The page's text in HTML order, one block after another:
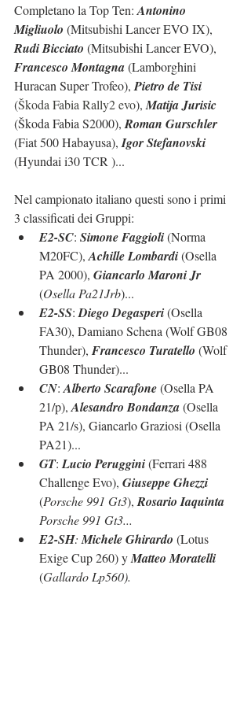
Completano la Top Ten: Antonino
Migliuolo (Mitsubishi Lancer EVO IX),
Rudi Bicciato (Mitsubishi Lancer EVO),
Francesco Montagna (Lamborghini
Huracan Super Trofeo), Pietro de Tisi
(Škoda Fabia Rally2 evo), Matija Jurisic
(Škoda Fabia S2000), Roman Gurschler
(Fiat 500 Habayusa), Igor Stefanovski
(Hyundai i30 TCR )...
Nel campionato italiano questi sono i primi
3 classificati dei Gruppi:
E2-SC: Simone Faggioli (Norma
M20FC), Achille Lombardi (Osella
PA 2000), Giancarlo Maroni Jr
(Osella Pa21Jrb)...
E2-SS: Diego Degasperi (Osella
FA30), Damiano Schena (Wolf GB08
Thunder), Francesco Turatello (Wolf
GB08 Thunder)...
CN: Alberto Scarafone (Osella PA
21/p), Alesandro Bondanza (Osella
PA 21/s), Giancarlo Graziosi (Osella
PA21)...
GT: Lucio Peruggini (Ferrari 488
Challenge Evo), Giuseppe Ghezzi
(Porsche 991 Gt3), Rosario Iaquinta
Porsche 991 Gt3...
E2-SH: Michele Ghirardo (Lotus
Exige Cup 260) y Matteo Moratelli
(Gallardo Lp560).